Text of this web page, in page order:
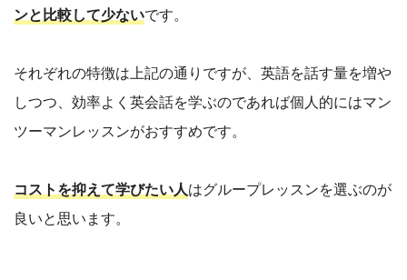
ンと比較して少ないです。
それぞれの特徴は上記の通りですが、英語を話す量を増や
しつつ、効率よく英会話を学ぶのであれば個人的にはマン
ツーマンレッスンがおすすめです。
コストを抑えて学びたい人はグループレッスンを選ぶのが
良いと思います。